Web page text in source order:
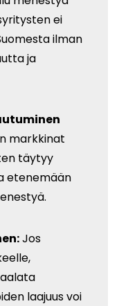
ei
ilman
ja
markkinat
täytyy
etenemään
Jos
laajuus voi